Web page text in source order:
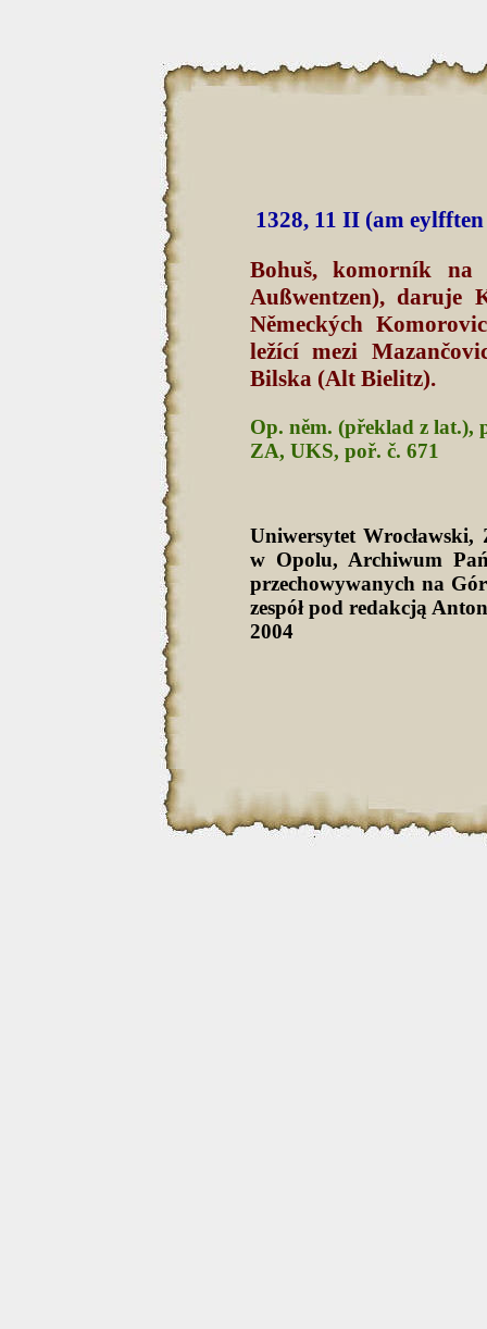
1328, 11 II (am
Bohuš, komorník na
Außwentzen), daruje
Německých
ležící mezi
Bilska (Alt Bielitz).
Op. něm. (překlad z lat.),
ZA, UKS, poř. č. 671
Uniwersytet
w Opolu, Archiwum
przechowywanych na
zespół pod redakcją
2004